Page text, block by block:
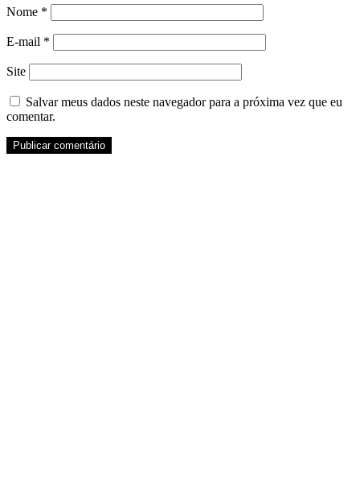
Nome *
E-mail *
Site
Salvar meus dados neste navegador para a próxima vez que eu
comentar.